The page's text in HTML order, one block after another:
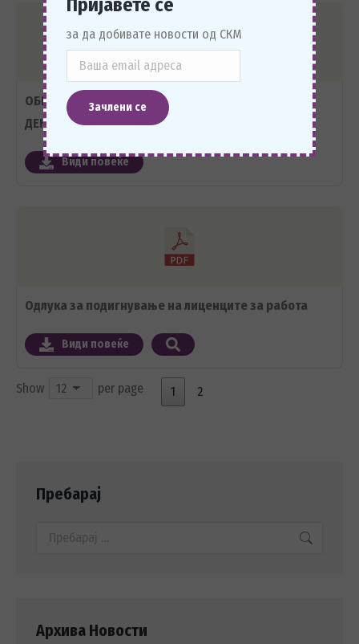
ОБРАЌАЊЕ НА ПРЕТСЕДАТЕЛОТ НА СКМ Д-Р МАРИЈАН
ДЕНКОВСКИ
Види повеќе
Одлука за подигнување на лиценците за работа
Види повеќе
Show per page 1 2
Пребарај
Архива Новости
за да добивате новости од СКМ